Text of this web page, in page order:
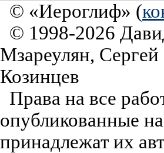
© «Иероглиф» (
© 1998-2026
Мзареулян, Сергей
Козинцев
Права на все
опубликованные
принадлежат их